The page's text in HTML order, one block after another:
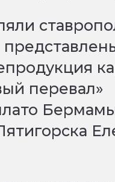
перевал»